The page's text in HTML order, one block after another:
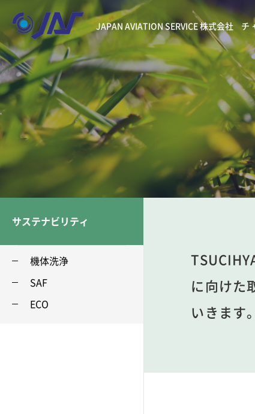
JAPAN AVIATION SERVICE 株式会社 チ
サステナビリティ
機体洗浄
SAF
ECO
に向けた
いきます。